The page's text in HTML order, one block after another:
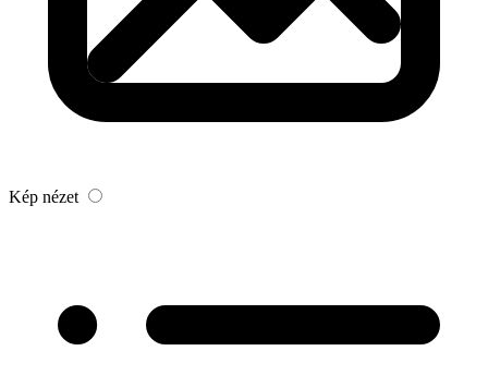
Kép nézet